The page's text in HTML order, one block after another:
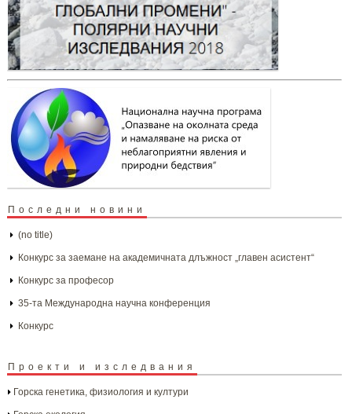
Последни новини
(no title)
Конкурс за заемане на академичната длъжност „главен асистент“
Конкурс за професор
35-та Международна научна конференция
Конкурс
Проекти и изследвания
Горска генетика, физиология и култури